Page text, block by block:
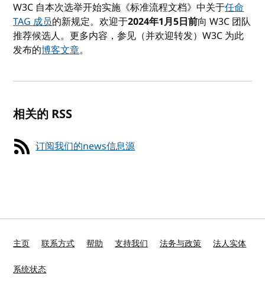
W3C 自本次选举开始实施《标准流程文档》中关于任命
TAG 成员的新规定。欢迎于2024年1月5日前向 W3C 团队
推荐候选人。更多内容，参见（并欢迎转发）W3C 为此
发布的博客文章。
相关的 RSS
订阅我们的news信息源
主页 联系方式 帮助 支持我们 法务与政策 法人实体
系统状态